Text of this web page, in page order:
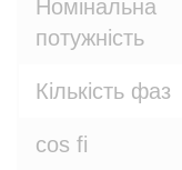
Номінальна
потужність
Кількість фаз
cos fi